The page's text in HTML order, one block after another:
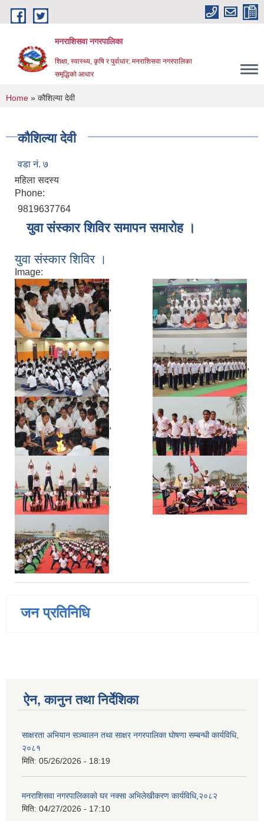
Skip to main content
मनराशिसवा नगरपालिका
शिक्षा, स्वास्थ्य, कृषि र पुर्वाधार: मनराशिसवा नगरपालिका
समृद्धिको आधार
You are here
Home » कौशिल्या देवी
कौशिल्या देवी
वडा नं. ७
महिला सदस्य
Phone:
9819637764
युवा संस्कार शिविर समापन समारोह ।
युवा संस्कार शिविर ।
Image:
, ,
, ,
, ,
, ,
जन प्रतिनिधि
ऐन, कानुन तथा निर्देशिका
साक्षरता अभियान सञ्चालन तथा साक्षर नगरपालिका घोषणा सम्बन्धी कार्यविधि,
२०८१
मिति: 05/26/2026 - 18:19
मनराशिसवा नगरपालिकाको घर नक्सा अभिलेखीकरण कार्यविधि,२०८२
मिति: 04/27/2026 - 17:10